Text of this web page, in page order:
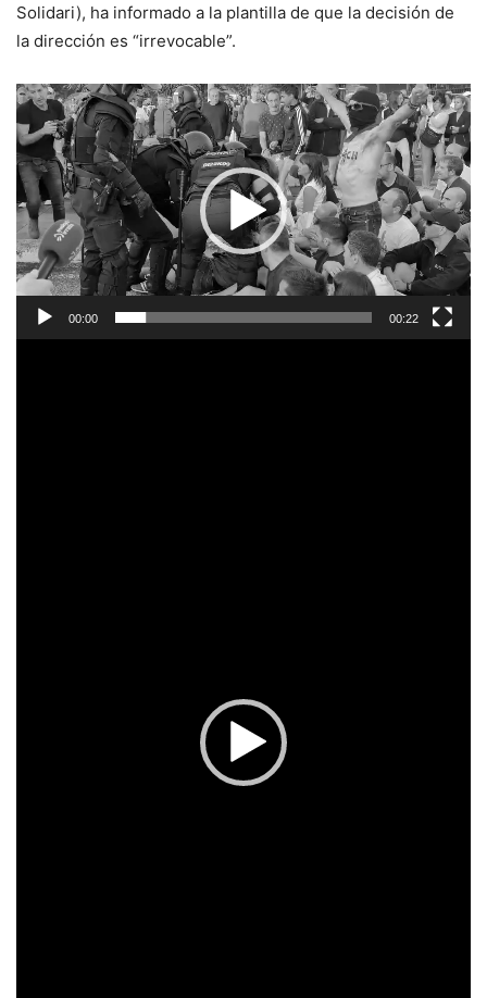
Solidari), ha informado a la plantilla de que la decisión de
la dirección es “irrevocable”.
Reproductor
de
vídeo
00:00 00:22